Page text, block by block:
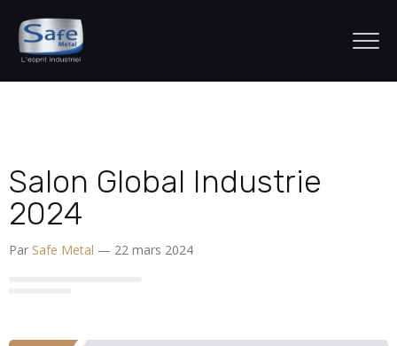
Salon Global Industrie
2024
Par Safe Metal — 22 mars 2024